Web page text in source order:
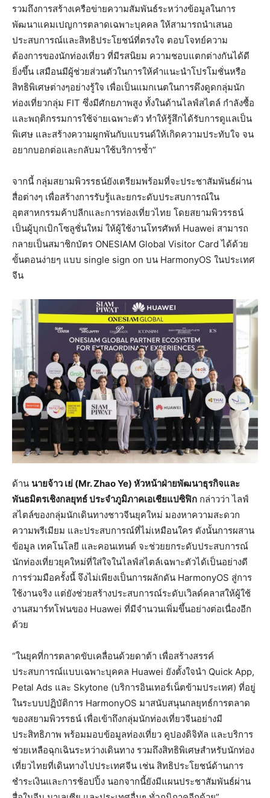
รวมถึงการสร้างเครือข่ายความสัมพันธ์ระหว่างข้อมูลในการ
พัฒนาแคมเปญการตลาดเฉพาะบุคคล ให้สามารถนำเสนอ
ประสบการณ์และสิทธิประโยชน์ที่ตรงใจ ตอบโจทย์ความ
ต้องการของนักท่องเที่ยว ที่มีรสนิยม ความชอบแตกต่างกันได้ดี
ยิ่งขึ้น เสมือนมีผู้ช่วยส่วนตัวในการให้คำแนะนำโปรโมชั่นหรือ
สิทธิพิเศษต่างๆอย่างรู้ใจ เพื่อเป็นแมกเนตในการดึงดูดกลุ่มนัก
ท่องเที่ยวกลุ่ม FIT ซึ่งมีศักยภาพสูง ทั้งในด้านไลฟ์สไตล์ กำลังซื้อ
และพฤติกรรมการใช้จ่ายเฉพาะตัว ทำให้รู้สึกได้รับการดูแลเป็น
พิเศษ และสร้างความผูกพันกับแบรนด์ให้เกิดความประทับใจ จน
อยากบอกต่อและกลับมาใช้บริการซ้ำ”
จากนี้ กลุ่มสยามพิวรรธน์ยังเตรียมพร้อมที่จะประชาสัมพันธ์ผ่าน
สื่อต่างๆ เพื่อสร้างการรับรู้และยกระดับประสบการณ์ใน
อุตสาหกรรมค้าปลีกและการท่องเที่ยวไทย โดยสยามพิวรรธน์
เป็นผู้บุกเบิกโซลูชั่นใหม่ ให้ผู้ใช้งานโทรศัพท์ Huawei สามารถ
กลายเป็นสมาชิกบัตร ONESIAM Global Visitor Card ได้ด้วย
ขั้นตอนง่ายๆ แบบ single sign on บน HarmonyOS ในประเทศ
จีน
ด้าน นายจ้าว เย่ (Mr. Zhao Ye) หัวหน้าฝ่ายพัฒนาธุรกิจและ
พันธมิตรเชิงกลยุทธ์ ประจำภูมิภาคเอเชียแปซิฟิก กล่าวว่า ไลฟ์
สไตล์ของกลุ่มนักเดินทางชาวจีนยุคใหม่ มองหาความสะดวก
ความพรีเมียม และประสบการณ์ที่ไม่เหมือนใคร ดังนั้นการผสาน
ข้อมูล เทคโนโลยี และคอนเทนต์ จะช่วยยกระดับประสบการณ์
นักท่องเที่ยวยุคใหม่ที่ใส่ใจในไลฟ์สไตล์เฉพาะตัวได้เป็นอย่างดี
การร่วมมือครั้งนี้ จึงไม่เพียงเป็นการผลักดัน HarmonyOS สู่การ
ใช้งานจริง แต่ยังช่วยสร้างประสบการณ์ระดับเวิลด์คลาสให้ผู้ใช้
งานสมาร์ทโฟนของ Huawei ที่มีจำนวนเพิ่มขึ้นอย่างต่อเนื่องอีก
ด้วย
“ในยุคที่การตลาดขับเคลื่อนด้วยดาต้า เพื่อสร้างสรรค์
ประสบการณ์แบบเฉพาะบุคคล Huawei ยังตั้งใจนำ Quick App,
Petal Ads และ Skytone (บริการอินเทอร์เน็ตข้ามประเทศ) ที่อยู่
ในระบบปฏิบัติการ HarmonyOS มาสนับสนุนกลยุทธ์การตลาด
ของสยามพิวรรธน์ เพื่อเข้าถึงกลุ่มนักท่องเที่ยวจีนอย่างมี
ประสิทธิภาพ พร้อมมอบข้อมูลท่องเที่ยว คูปองดิจิทัล และบริการ
ช่วยเหลือฉุกเฉินระหว่างเดินทาง รวมถึงสิทธิพิเศษสำหรับนักท่อง
เที่ยวไทยที่เดินทางไปประเทศจีน เช่น สิทธิประโยชน์ด้านการ
ชำระเงินและการช้อปปิ้ง นอกจากนี้ยังมีแผนประชาสัมพันธ์ผ่าน